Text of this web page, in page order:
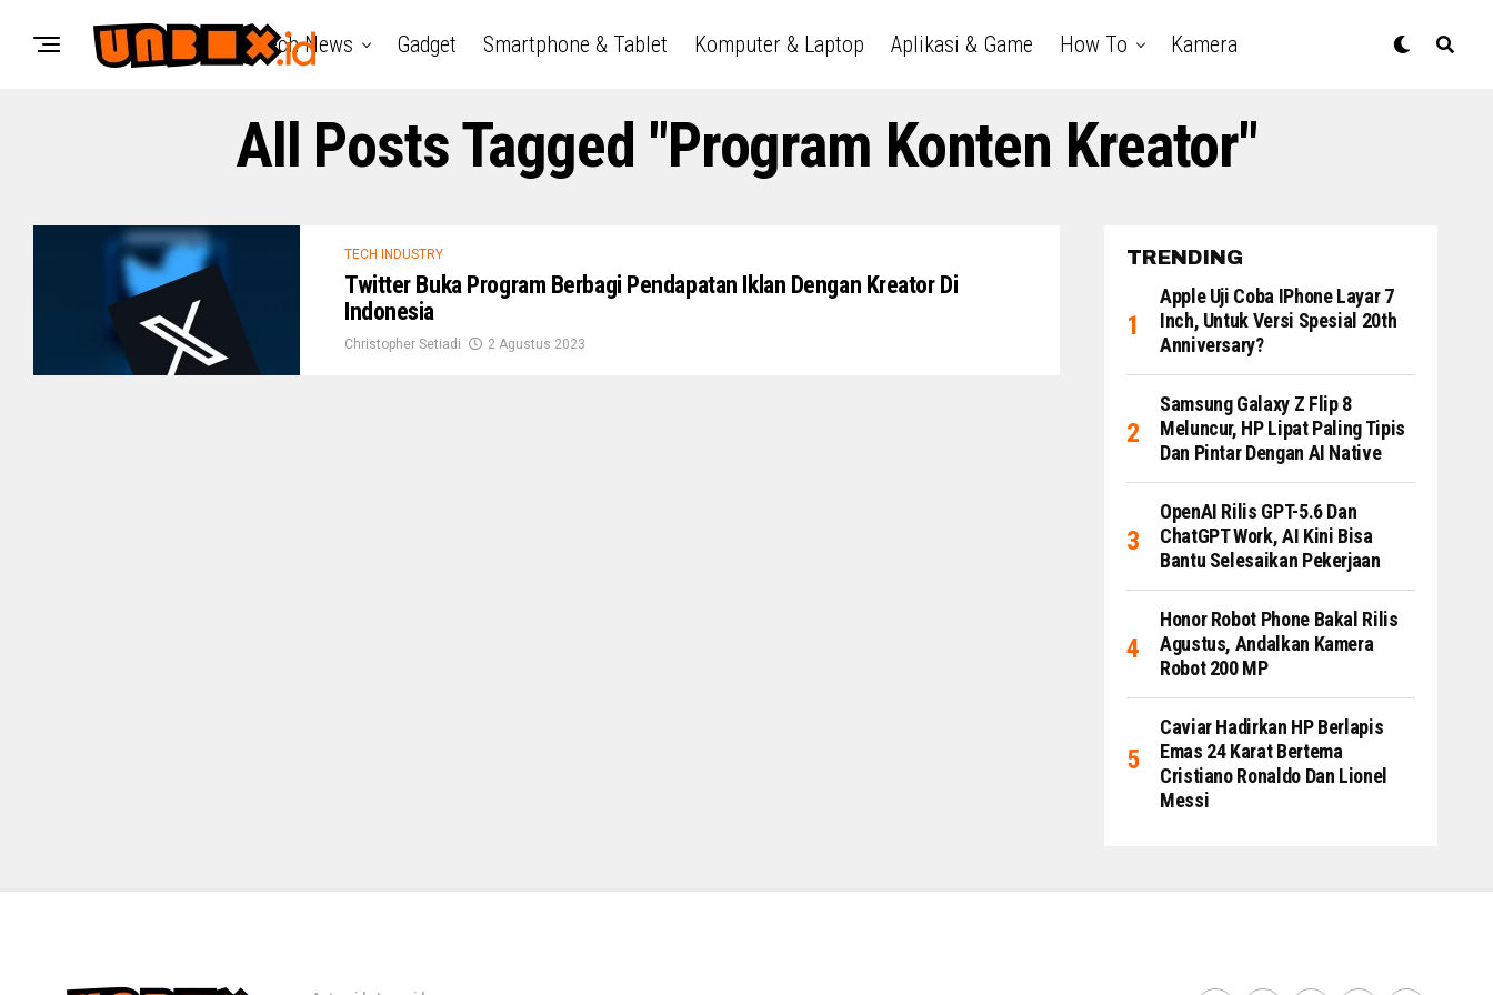
Tech News Gadget Smartphone & Tablet Komputer & Laptop Aplikasi & Game How To Kamera
All Posts Tagged "Program Konten Kreator"
TECH INDUSTRY
Twitter Buka Program Berbagi Pendapatan Iklan Dengan Kreator Di
Indonesia
Christopher Setiadi 2 Agustus 2023
TRENDING
Apple Uji Coba IPhone Layar 7
Inch, Untuk Versi Spesial 20th
Anniversary?
Samsung Galaxy Z Flip 8
Meluncur, HP Lipat Paling Tipis
Dan Pintar Dengan AI Native
OpenAI Rilis GPT-5.6 Dan
ChatGPT Work, AI Kini Bisa
Bantu Selesaikan Pekerjaan
Honor Robot Phone Bakal Rilis
Agustus, Andalkan Kamera
Robot 200 MP
Caviar Hadirkan HP Berlapis
Emas 24 Karat Bertema
Cristiano Ronaldo Dan Lionel
Messi